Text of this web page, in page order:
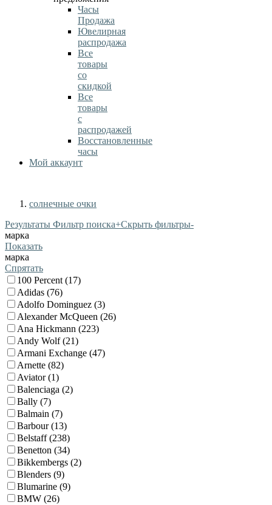
Часы
Продажа
Ювелирная
распродажа
Все
товары
со
скидкой
Все
товары
с
распродажей
Восстановленные
часы
Мой аккаунт
солнечные очки
Результаты Фильтр поиска+Скрыть фильтры-
марка
Показать
марка
Спрятать
100 Percent (17)
Adidas (76)
Adolfo Dominguez (3)
Alexander McQueen (26)
Ana Hickmann (223)
Andy Wolf (21)
Armani Exchange (47)
Arnette (82)
Aviator (1)
Balenciaga (2)
Bally (7)
Balmain (7)
Barbour (13)
Belstaff (238)
Benetton (34)
Bikkembergs (2)
Blenders (9)
Blumarine (9)
BMW (26)